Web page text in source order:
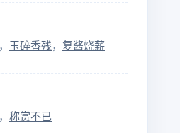
玉碎香残 复酱烧薪
称赏不已